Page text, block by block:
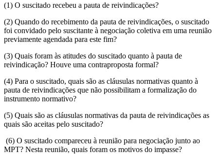
(1) O suscitado recebeu a pauta de reivindicações?
(2) Quando do recebimento da pauta de reivindicações, o suscitado
foi convidado pelo suscitante à negociação coletiva em uma reunião
previamente agendada para este fim?
(3) Quais foram às atitudes do suscitado quanto à pauta de
reivindicação? Houve uma contraproposta formal?
(4) Para o suscitado, quais são as cláusulas normativas quanto à
pauta de reivindicações que não possibilitam a formalização do
instrumento normativo?
(5) Quais são as cláusulas normativas da pauta de reivindicações as
quais são aceitas pelo suscitado?
(6) O suscitado compareceu à reunião para negociação junto ao
MPT? Nesta reunião, quais foram os motivos do impasse?